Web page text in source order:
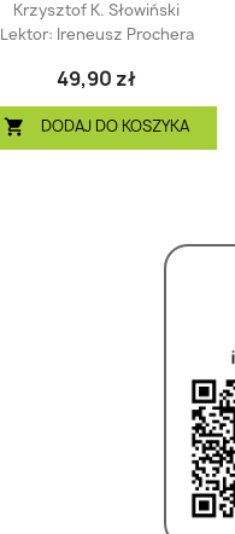
Krzysztof K. Słowiński
Lektor: Ireneusz Prochera
49,90 zł
 DODAJ DO KOSZYKA